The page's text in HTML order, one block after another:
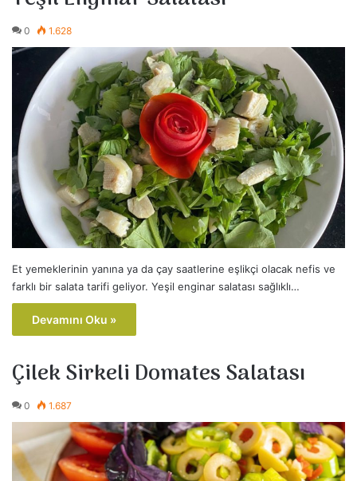
0 1.628
Et yemeklerinin yanına ya da çay saatlerine eşlikçi olacak nefis ve
farklı bir salata tarifi geliyor. Yeşil enginar salatası sağlıklı…
Devamını Oku »
Çilek Sirkeli Domates Salatası
0 1.687